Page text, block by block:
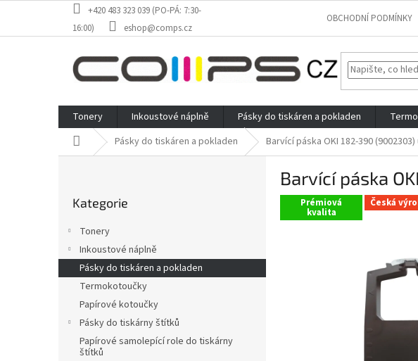
obsah
+420 483 323 039 (PO-PÁ: 7:30-
16:00)
eshop@comps.cz
OBCHODNÍ PODMÍNKY
Tonery Inkoustové náplně Pásky do tiskáren a pokladen
Domů Pásky do tiskáren a pokladen Barvící páska OKI 182-390 (9002303)
n
kategorie
Kategorie
Tonery
Inkoustové náplně
Pásky do tiskáren a pokladen
Termokotoučky
Papírové kotoučky
Pásky do tiskárny štítků
Papírové samolepící role do tiskárny
štítků
Barvící páska
Prémiová
kvalita
Česká